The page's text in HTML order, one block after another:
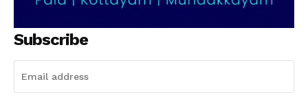
My account
Grievance Redressal
Subscribe